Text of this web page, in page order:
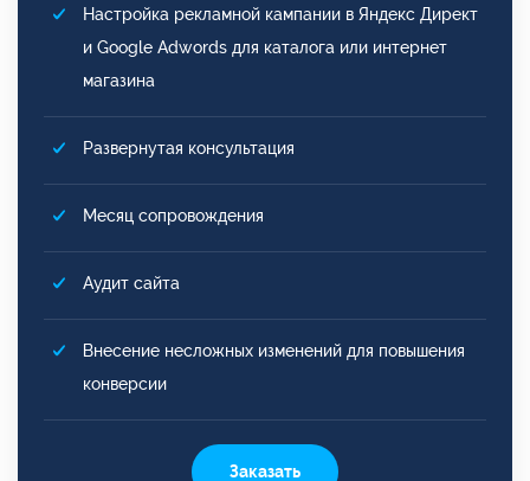
Настройка рекламной кампании в Яндекс Директ
и Google Adwords для каталога или интернет
магазина
Развернутая консультация
Месяц сопровождения
Аудит сайта
Внесение несложных изменений для повышения
конверсии
Заказать